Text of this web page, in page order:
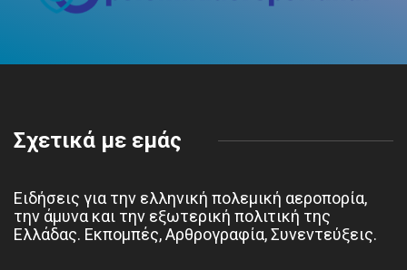
Σχετικά με εμάς
Ειδήσεις για την ελληνική πολεμική αεροπορία,
την άμυνα και την εξωτερική πολιτική της
Ελλάδας. Εκπομπές, Αρθρογραφία, Συνεντεύξεις.